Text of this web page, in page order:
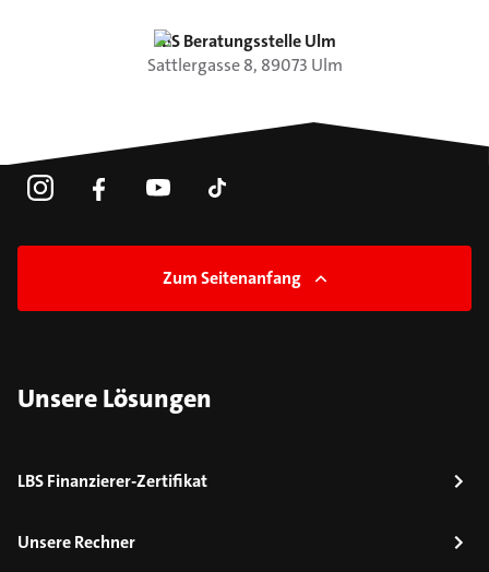
LBS Beratungsstelle Ulm
Sattlergasse 8, 89073 Ulm
Zum Seitenanfang
Unsere Lösungen
LBS Finanzierer-Zertifikat
Unsere Rechner